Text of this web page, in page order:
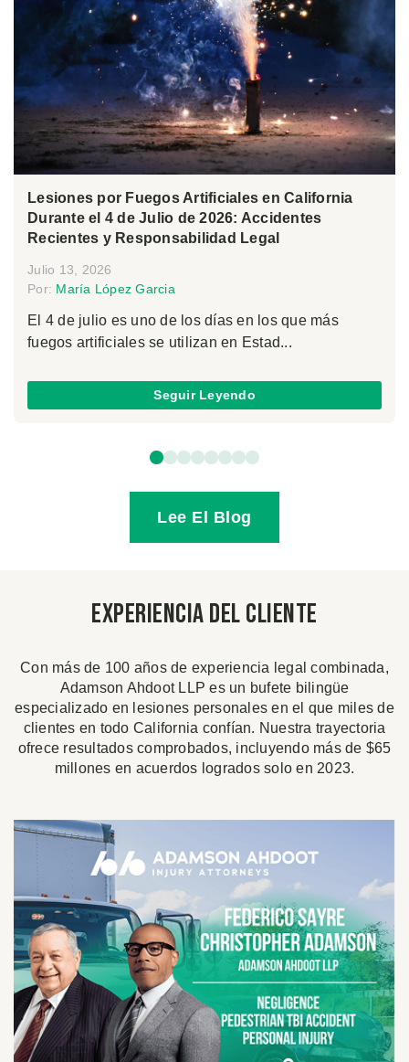
Lesiones por Fuegos Artificiales en California
Durante el 4 de Julio de 2026: Accidentes
Recientes y Responsabilidad Legal
Julio 13, 2026
Por: María López Garcia
El 4 de julio es uno de los días en los que más
fuegos artificiales se utilizan en Estad...
Seguir Leyendo
Lee El Blog
Experiencia del Cliente
Con más de 100 años de experiencia legal combinada,
Adamson Ahdoot LLP es un bufete bilingüe
especializado en lesiones personales en el que miles de
clientes en todo California confían. Nuestra trayectoria
ofrece resultados comprobados, incluyendo más de $65
millones en acuerdos logrados solo en 2023.